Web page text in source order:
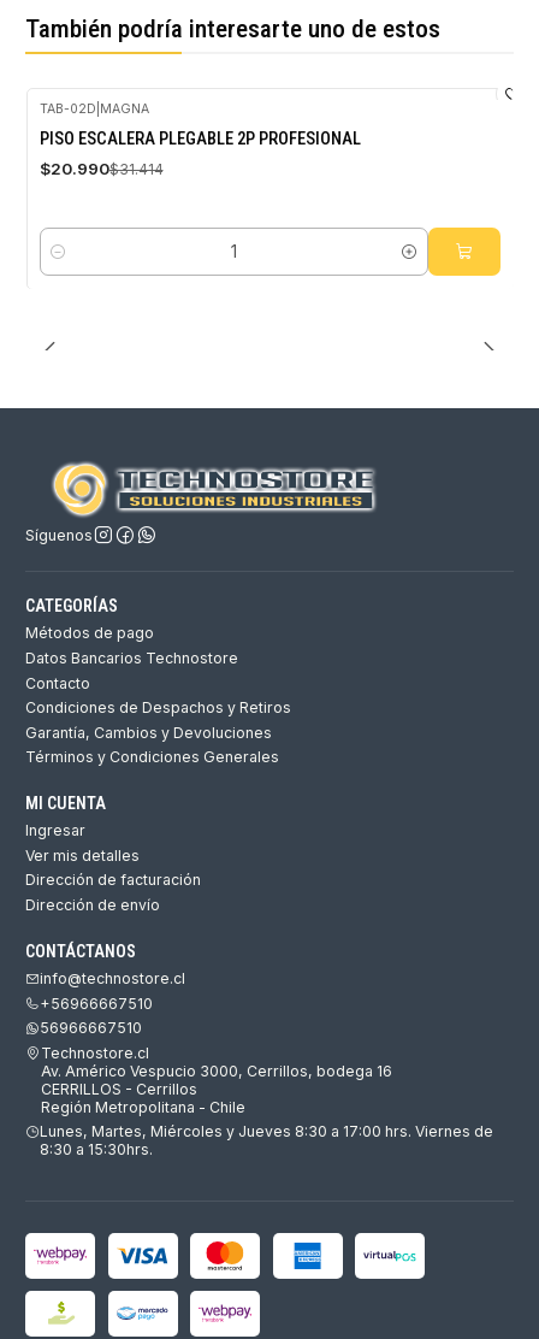
También podría interesarte uno de estos
-33%
OFF
TAB-02D MAGNA
PISO ESCALERA PLEGABLE 2P PROFESIONAL
$20.990$31.414
Cantidad
Síguenos
CATEGORÍAS
Métodos de pago
Datos Bancarios Technostore
Contacto
Condiciones de Despachos y Retiros
Garantía, Cambios y Devoluciones
Términos y Condiciones Generales
MI CUENTA
Ingresar
Ver mis detalles
Dirección de facturación
Dirección de envío
CONTÁCTANOS
info@technostore.cl
+56966667510
56966667510
Technostore.cl
Av. Américo Vespucio 3000, Cerrillos, bodega 16
CERRILLOS - Cerrillos
Región Metropolitana - Chile
Lunes, Martes, Miércoles y Jueves 8:30 a 17:00 hrs. Viernes de
8:30 a 15:30hrs.